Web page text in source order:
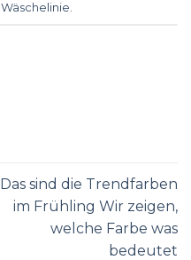
Wäschelinie.
Das sind die Trendfarben
im Frühling Wir zeigen,
welche Farbe was
bedeutet